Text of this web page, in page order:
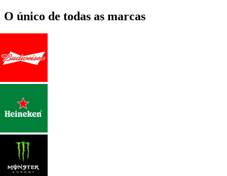
O único de todas as marcas